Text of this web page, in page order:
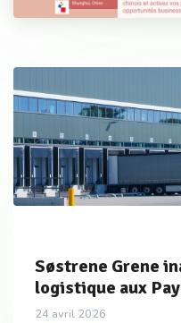
Søstrene Grene
logistique aux
24 avril 2026